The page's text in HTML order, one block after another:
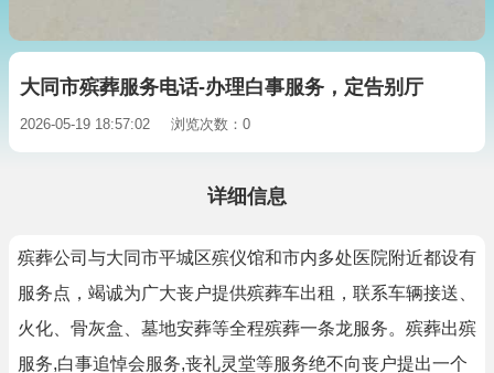
大同市殡葬服务电话-办理白事服务，定告别厅
2026-05-19 18:57:02 浏览次数：0
详细信息
殡葬公司与大同市平城区殡仪馆和市内多处医院附近都设有
服务点，竭诚为广大丧户提供殡葬车出租，联系车辆接送、
火化、骨灰盒、墓地安葬等全程殡葬一条龙服务。殡葬出殡
服务,白事追悼会服务,丧礼灵堂等服务绝不向丧户提出一个